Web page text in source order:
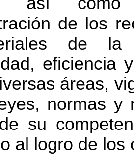
de los
de la
eficiencia
áreas,
normas y
su
al logro de los